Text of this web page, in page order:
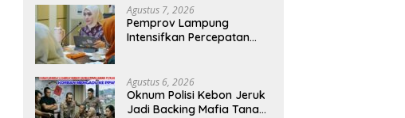
Generasi Muda
Agustus 7, 2026
Pemprov Lampung
Intensifkan Percepatan
Tanggamus
Agustus 6, 2026
Oknum Polisi Kebon Jeruk
Jadi Backing Mafia Tanah